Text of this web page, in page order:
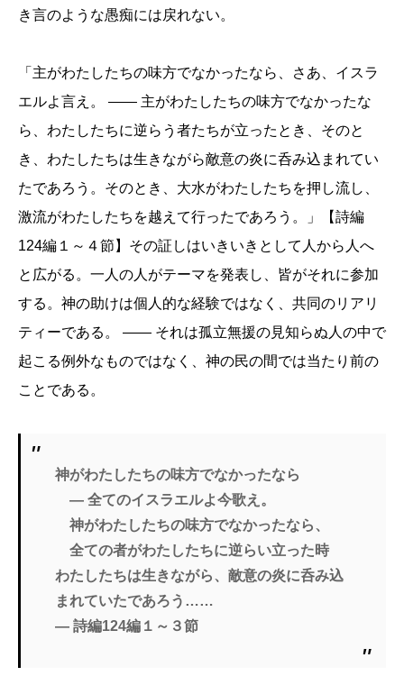
き言のような愚痴には戻れない。
「主がわたしたちの味方でなかったなら、さあ、イスラ
エルよ言え。 ―― 主がわたしたちの味方でなかったな
ら、わたしたちに逆らう者たちが立ったとき、そのと
き、わたしたちは生きながら敵意の炎に呑み込まれてい
たであろう。そのとき、大水がわたしたちを押し流し、
激流がわたしたちを越えて行ったであろう。」【詩編
124編１～４節】その証しはいきいきとして人から人へ
と広がる。一人の人がテーマを発表し、皆がそれに参加
する。神の助けは個人的な経験ではなく、共同のリアリ
ティーである。 ―― それは孤立無援の見知らぬ人の中で
起こる例外なものではなく、神の民の間では当たり前の
ことである。
神がわたしたちの味方でなかったなら
― 全てのイスラエルよ今歌え。
神がわたしたちの味方でなかったなら、
全ての者がわたしたちに逆らい立った時
わたしたちは生きながら、敵意の炎に呑み込
まれていたであろう……
― 詩編124編１～３節